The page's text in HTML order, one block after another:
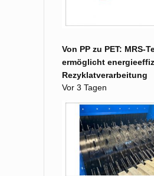
Von PP zu PET: MRS-
ermöglicht
Rezyklatverarbeitung
Vor 3 Tagen